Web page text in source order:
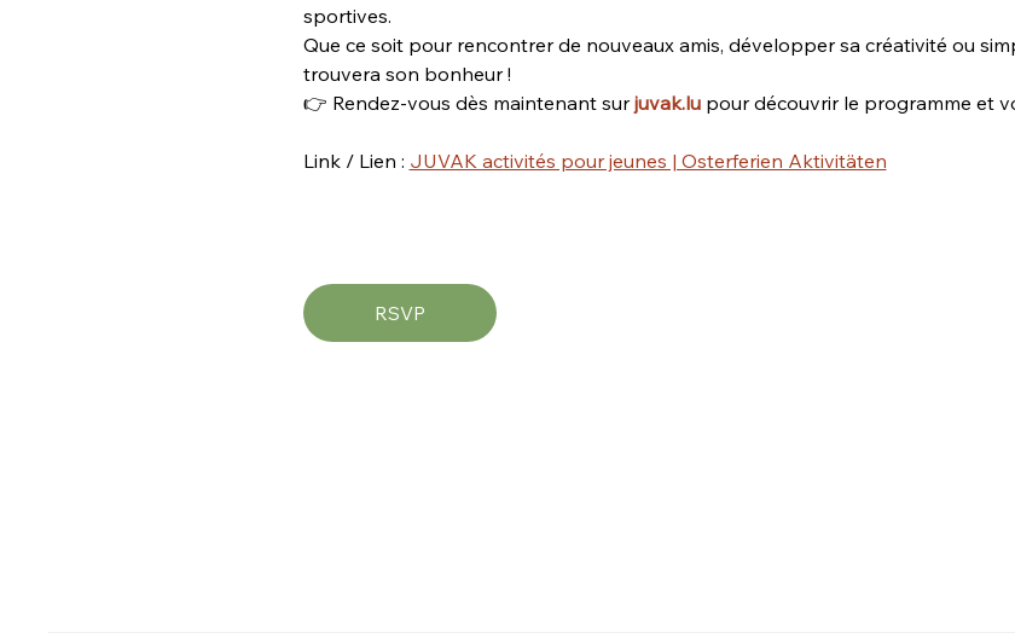
sportives.
Que ce soit pour rencontrer de nouveaux amis, développer sa créativité ou
trouvera son bonheur !
👉 Rendez-vous dès maintenant sur juvak.lu pour découvrir le programme et
Link / Lien : JUVAK activités pour jeunes | Osterferien Aktivitäten
RSVP